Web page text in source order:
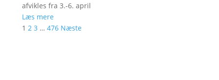
afvikles fra 3.-6. april
Læs mere
1 2 3 … 476 Næste